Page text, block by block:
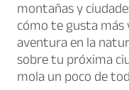
montañas y
cómo te gusta más
aventura en la
sobre tu próxima
mola un poco de